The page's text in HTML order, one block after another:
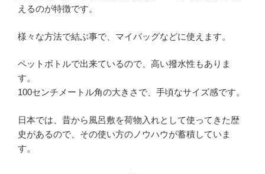
えるのが特徴です。
様々な方法で結ぶ事で、マイバッグなどに使えます。
ペットボトルで出来ているので、高い撥水性もありま
す。
100センチメートル角の大きさで、手頃なサイズ感です。
日本では、昔から風呂敷を荷物入れとして使ってきた歴
史があるので、その使い方のノウハウが蓄積していま
す。